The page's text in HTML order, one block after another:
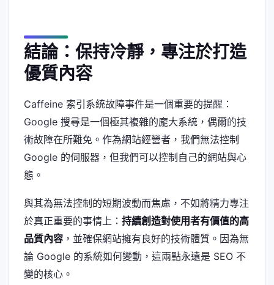
結論：保持冷靜，專注於打造
優質內容
Caffeine 索引系統故障事件是一個重要的提醒：
Google 搜尋是一個極其複雜的龐大系統，偶爾的技
術故障在所難免。作為網站經營者，我們無法控制
Google 的伺服器，但我們可以控制自己的網站與心
態。
與其為無法控制的短期波動而焦慮，不如將精力專注
於真正重要的事情上： 持續創造對使用者有價值的高
品質內容 ，並確保網站擁有良好的技術體質。因為無
論 Google 的系統如何變動，這兩點永遠是 SEO 不
變的核心。